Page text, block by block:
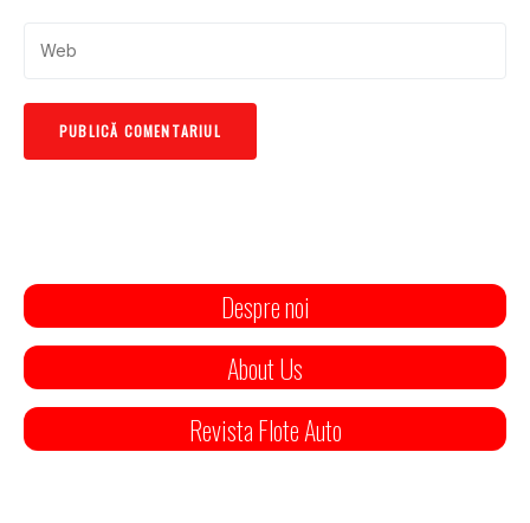
Despre noi
About Us
Revista Flote Auto